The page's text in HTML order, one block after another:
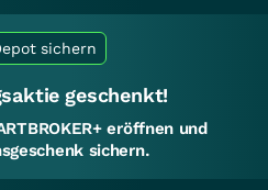
sichern
geschenkt!
eröffnen und
sichern.